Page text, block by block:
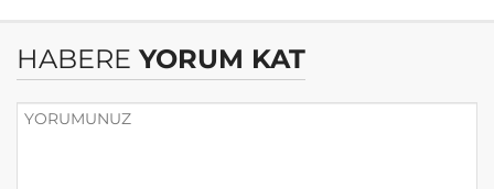
HABERE YORUM KAT